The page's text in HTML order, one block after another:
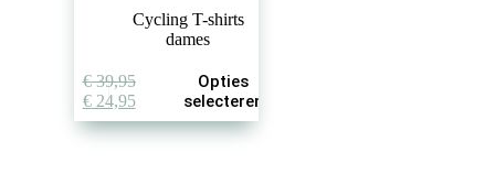
Cycling T-shirts
dames
€39,95
Oorspronkelijke
prijs
was:
€24,95Huidige
prijs
is:
Opties
selecteren
product
heeft
meerdere